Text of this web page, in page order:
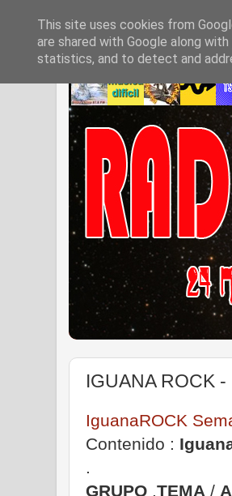
IGUANA ROCK
IguanaROCK
Contenido :
.
GRUPO .TEMA /
This site uses cookies from
are shared with Google along
statistics, and to detect and